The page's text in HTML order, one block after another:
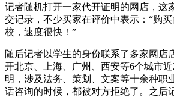
记者随机打开一家代开证明的网店，这
交记录，不少买家在评价中表示：“购
校，速度很快！”
随后记者以学生的身份联系了多家网店
开北京、上海、广州、西安等6个城市
明，涉及法务、策划、文案等十余种职
话咨询的时候，都被对方拒绝了。之后